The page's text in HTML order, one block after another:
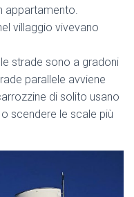
appartamento.
villaggio vivevano
strade sono a gradoni
parallele avviene
di solito usano
scendere le scale più